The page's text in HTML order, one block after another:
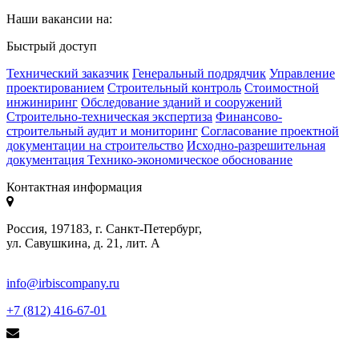
Наши вакансии на:
Быстрый доступ
Технический заказчик Генеральный подрядчик Управление
проектированием Строительный контроль Стоимостной
инжиниринг Обследование зданий и сооружений
Строительно-техническая экспертиза Финансово-
строительный аудит и мониторинг Согласование проектной
документации на строительство Исходно-разрешительная
документация Технико-экономическое обоснование
Контактная информация
Россия, 197183, г. Санкт-Петербург,
ул. Савушкина, д. 21, лит. А
info@irbiscompany.ru
+7 (812) 416-67-01